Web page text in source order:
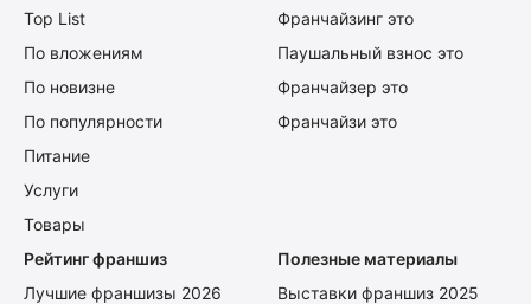
Top List
По вложениям
По новизне
По популярности
Питание
Услуги
Товары
Франчайзинг это
Паушальный взнос это
Франчайзер это
Франчайзи это
Рейтинг франшиз
Лучшие франшизы 2026
Полезные материалы
Выставки франшиз 2025